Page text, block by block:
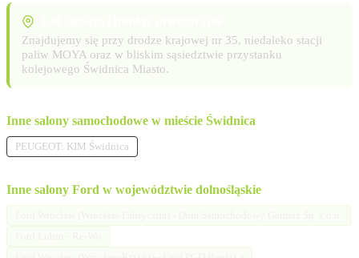
Znajdujemy się przy drodze krajowej nr 35, niedaleko stacji
paliw MOYA oraz w bliskim sąsiedztwie przystanku
kolejowego Świdnica Miasto.
Inne salony samochodowe w mieście Świdnica
PEUGEOT: KIM Świdnica
Inne salony Ford w województwie dolnośląskie